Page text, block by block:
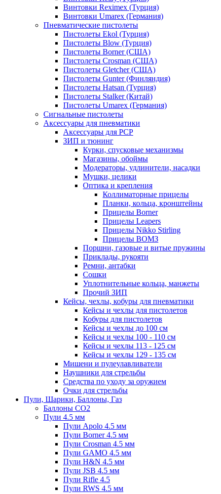
Винтовки Reximex (Турция)
Винтовки Umarex (Германия)
Пневматические пистолеты
Пистолеты Ekol (Турция)
Пистолеты Blow (Турция)
Пистолеты Borner (США)
Пистолеты Crosman (США)
Пистолеты Gletcher (США)
Пистолеты Gunter (Финляндия)
Пистолеты Hatsan (Турция)
Пистолеты Stalker (Китай)
Пистолеты Umarex (Германия)
Сигнальные пистолеты
Аксессуары для пневматики
Аксессуары для PCP
ЗИП и тюнинг
Курки, спусковые механизмы
Магазины, обоймы
Модераторы, удлинители, насадки
Мушки, целики
Оптика и крепления
Коллиматорные прицелы
Планки, кольца, кронштейны
Прицелы Borner
Прицелы Leapers
Прицелы Nikko Stirling
Прицелы ВОМЗ
Поршни, газовые и витые пружины
Приклады, рукояти
Ремни, антабки
Сошки
Уплотнительные кольца, манжеты
Прочий ЗИП
Кейсы, чехлы, кобуры для пневматики
Кейсы и чехлы для пистолетов
Кобуры для пистолетов
Кейсы и чехлы до 100 см
Кейсы и чехлы 100 - 110 см
Кейсы и чехлы 113 - 125 см
Кейсы и чехлы 129 - 135 см
Мишени и пулеулавливатели
Наушники для стрельбы
Средства по уходу за оружием
Очки для стрельбы
Пули, Шарики, Баллоны, Газ
Баллоны CO2
Пули 4.5 мм
Пули Apolo 4.5 мм
Пули Borner 4.5 мм
Пули Crosman 4.5 мм
Пули GAMO 4.5 мм
Пули H&N 4.5 мм
Пули JSB 4.5 мм
Пули Rifle 4.5
Пули RWS 4.5 мм